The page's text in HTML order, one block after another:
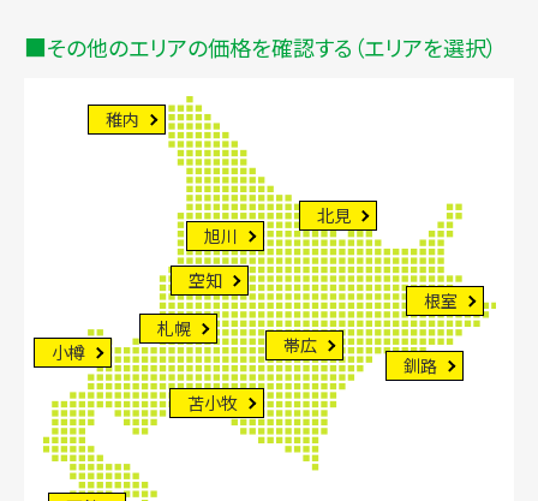
その他のエリアの価格を確認する（エリアを選択）
札幌
小樽
苫小牧
旭川
空知
帯広
釧路
北見
稚内
根室